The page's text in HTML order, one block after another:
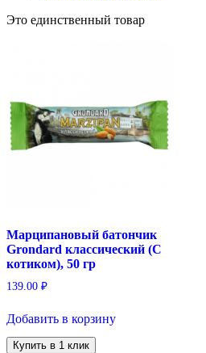
Это единственный товар
Марципановый батончик
Grondard классический (С
котиком), 50 гр
139.00 ₽
Добавить в корзину
Купить в 1 клик